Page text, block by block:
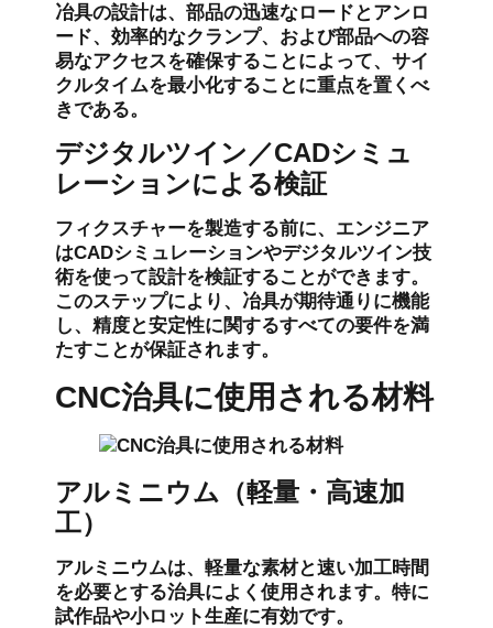
冶具の設計は、部品の迅速なロードとアンロ
ード、効率的なクランプ、および部品への容
易なアクセスを確保することによって、サイ
クルタイムを最小化することに重点を置くべ
きである。
デジタルツイン／CADシミュ
レーションによる検証
フィクスチャーを製造する前に、エンジニア
はCADシミュレーションやデジタルツイン技
術を使って設計を検証することができます。
このステップにより、冶具が期待通りに機能
し、精度と安定性に関するすべての要件を満
たすことが保証されます。
CNC治具に使用される材料
アルミニウム（軽量・高速加
工）
アルミニウムは、軽量な素材と速い加工時間
を必要とする治具によく使用されます。特に
試作品や小ロット生産に有効です。